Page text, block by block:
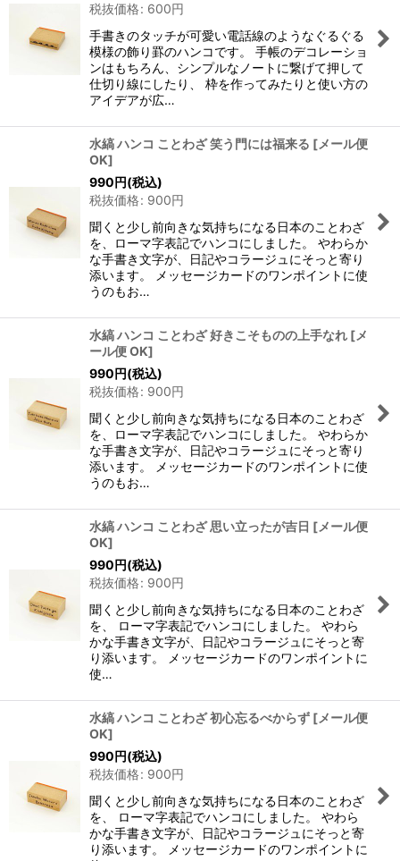
税抜価格: 600円
手書きのタッチが可愛い電話線のようなぐるぐる
模様の飾り罫のハンコです。 手帳のデコレーショ
ンはもちろん、シンプルなノートに繋げて押して
仕切り線にしたり、 枠を作ってみたりと使い方の
アイデアが広…
水縞 ハンコ ことわざ 笑う門には福来る [メール便
OK]
990円(税込)
税抜価格: 900円
聞くと少し前向きな気持ちになる日本のことわざ
を、ローマ字表記でハンコにしました。 やわらか
な手書き文字が、日記やコラージュにそっと寄り
添います。 メッセージカードのワンポイントに使
うのもお…
水縞 ハンコ ことわざ 好きこそものの上手なれ [メ
ール便 OK]
990円(税込)
税抜価格: 900円
聞くと少し前向きな気持ちになる日本のことわざ
を、ローマ字表記でハンコにしました。 やわらか
な手書き文字が、日記やコラージュにそっと寄り
添います。 メッセージカードのワンポイントに使
うのもお…
水縞 ハンコ ことわざ 思い立ったが吉日 [メール便
OK]
990円(税込)
税抜価格: 900円
聞くと少し前向きな気持ちになる日本のことわざ
を、 ローマ字表記でハンコにしました。 やわら
かな手書き文字が、日記やコラージュにそっと寄
り添います。 メッセージカードのワンポイントに
使…
水縞 ハンコ ことわざ 初心忘るべからず [メール便
OK]
990円(税込)
税抜価格: 900円
聞くと少し前向きな気持ちになる日本のことわざ
を、 ローマ字表記でハンコにしました。 やわら
かな手書き文字が、日記やコラージュにそっと寄
り添います。 メッセージカードのワンポイントに